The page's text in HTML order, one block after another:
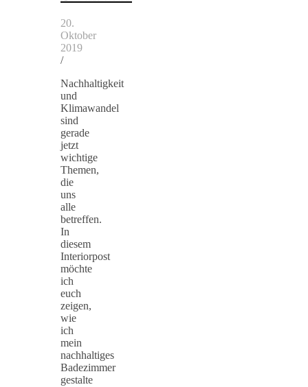
20.
Oktober
2019
/
Nachhaltigkeit
und
Klimawandel
sind
gerade
jetzt
wichtige
Themen,
die
uns
alle
betreffen.
In
diesem
Interiorpost
möchte
ich
euch
zeigen,
wie
ich
mein
nachhaltiges
Badezimmer
gestalte